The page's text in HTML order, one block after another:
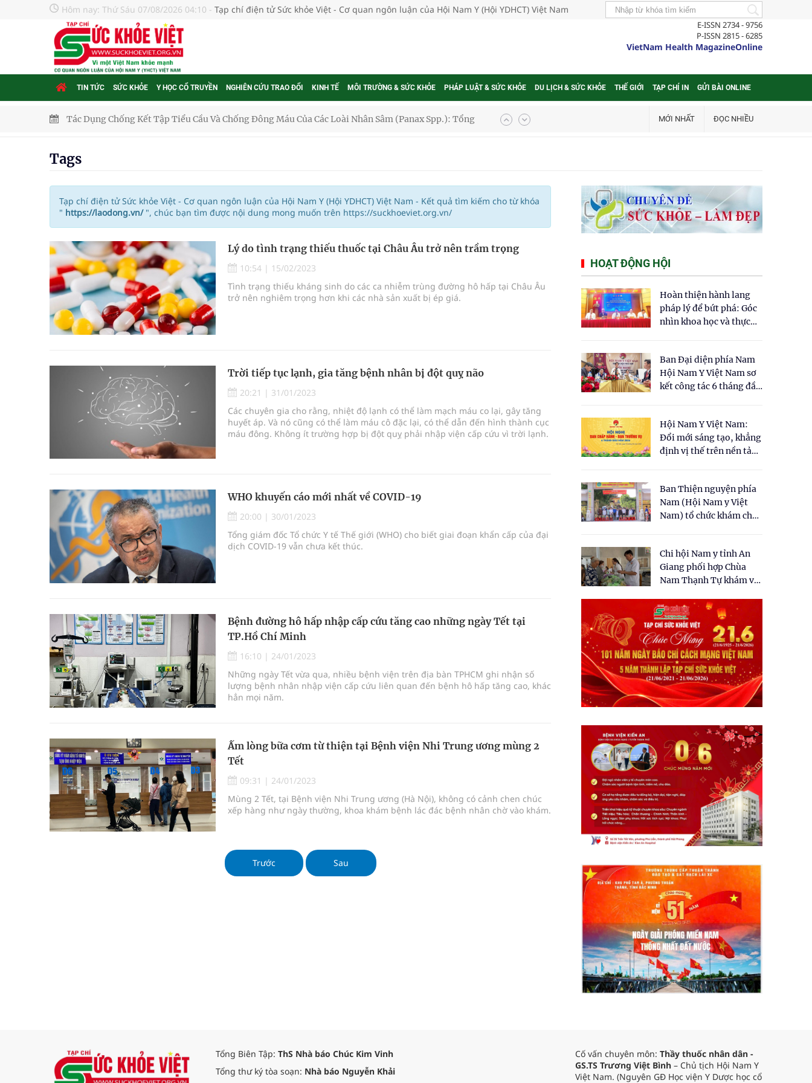
Hôm nay: Thứ Sáu 07/08/2026 04:10 - Tạp chí điện tử Sức khỏe Việt - Cơ quan ngôn luận của Hội Nam Y (Hội YDHCT) Việt Nam
E-ISSN 2734 - 9756
P-ISSN 2815 - 6285
VietNam Health MagazineOnline
TIN TỨC SỨC KHỎE Y HỌC CỔ TRUYỀN NGHIÊN CỨU TRAO ĐỔI KINH TẾ MÔI TRƯỜNG & SỨC KHỎE PHÁP LUẬT & SỨC KHỎE DU LỊCH & SỨC KHỎE THẾ GIỚI TẠP CHÍ IN GỬI BÀI ONLINE
Tác Dụng Chống Kết Tập Tiểu Cầu Và Chống Đông Máu Của Các Loài Nhân Sâm (Panax Spp.): Tổng
"Nền kinh tế bạc" có thể trở thành động lực tăng trưởng mới của Việt Nam
Quảng Trị: Phát huy vai trò của chính quyền địa phương hai cấp trong quản lý hoạt động nha khoa,
bảo vệ sức khỏe Nhân dân
Không chỉ cắt tóc, Đông Tây Barbershop dành nguồn lực cho môi trường và cộng đồng
Bệnh viện không được thu thêm tiền của người bệnh bảo hiểm y tế nếu không đăng ký khám theo yêu
cầu
Nhiều chuỗi hoạt động lớn được diễn ra tại Lễ hội sầu riêng 2026
Tiếp tục rà soát, triển khai các nhiệm vụ trong lĩnh vực cấp cứu, điều trị đột quỵ
Súp lơ xanh mang đến hy vọng mới trong phòng ngừa ung thư
MỚI NHẤT ĐỌC NHIỀU
Tags
Tạp chí điện tử Sức khỏe Việt - Cơ quan ngôn luận của Hội Nam Y (Hội YDHCT) Việt Nam - Kết quả tìm kiếm cho từ khóa
" https://laodong.vn/ ", chúc bạn tìm được nội dung mong muốn trên https://suckhoeviet.org.vn/
Lý do tình trạng thiếu thuốc tại Châu Âu trở nên trầm trọng
10:54 | 15/02/2023
Tình trạng thiếu kháng sinh do các ca nhiễm trùng đường hô hấp tại Châu Âu
trở nên nghiêm trọng hơn khi các nhà sản xuất bị ép giá.
Trời tiếp tục lạnh, gia tăng bệnh nhân bị đột quỵ não
20:21 | 31/01/2023
Các chuyên gia cho rằng, nhiệt độ lạnh có thể làm mạch máu co lại, gây tăng
huyết áp. Và nó cũng có thể làm máu cô đặc lại, có thể dẫn đến hình thành cục
máu đông. Không ít trường hợp bị đột quỵ phải nhập viện cấp cứu vì trời lạnh.
WHO khuyến cáo mới nhất về COVID-19
20:00 | 30/01/2023
Tổng giám đốc Tổ chức Y tế Thế giới (WHO) cho biết giai đoạn khẩn cấp của đại
dịch COVID-19 vẫn chưa kết thúc.
Bệnh đường hô hấp nhập cấp cứu tăng cao những ngày Tết tại
TP.Hồ Chí Minh
16:10 | 24/01/2023
Những ngày Tết vừa qua, nhiều bệnh viện trên địa bàn TPHCM ghi nhận số
lượng bệnh nhân nhập viện cấp cứu liên quan đến bệnh hô hấp tăng cao, khác
hẳn mọi năm.
Ấm lòng bữa cơm từ thiện tại Bệnh viện Nhi Trung ương mùng 2
Tết
09:31 | 24/01/2023
Mùng 2 Tết, tại Bệnh viện Nhi Trung ương (Hà Nội), không có cảnh chen chúc
xếp hàng như ngày thường, khoa khám bệnh lác đác bệnh nhân chờ vào khám.
Trước Sau
HOẠT ĐỘNG HỘI
Hoàn thiện hành lang
pháp lý để bứt phá: Góc
nhìn khoa học và thực
cho Luật Y dược cổ
truyền Việt Nam"
Ban Đại diện phía Nam
Hội Nam Y Việt Nam sơ
kết công tác 6 tháng đầu
Hội Nam Y Việt Nam:
Đổi mới sáng tạo, khẳng
định vị thế trên nền tảng
Ban Thiện nguyện phía
Nam (Hội Nam y Việt
Nam) tổ chức khám chữa
dân tại xã Tân Tập
Chi hội Nam y tỉnh An
Giang phối hợp Chùa
Nam Thạnh Tự khám và
nhân dân
Tổng Biên Tập: ThS Nhà báo Chúc Kim Vinh
Tổng thư ký tòa soạn: Nhà báo Nguyễn Khải
Cố vấn chuyên môn: Thầy thuốc nhân dân -
GS.TS Trương Việt Bình – Chủ tịch Hội Nam Y
Việt Nam. (Nguyên GĐ Học viện Y Dược học cổ